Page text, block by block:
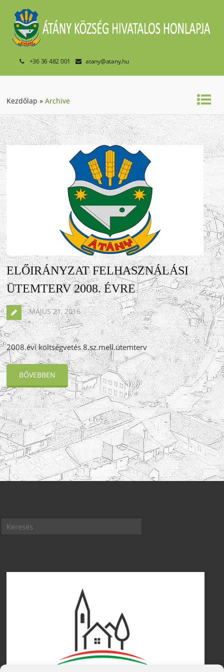
+36 36 482 001 atany@atany.hu
Kezdőlap »Archive
ELŐIRÁNYZAT FELHASZNÁLÁSI
ÜTEMTERV 2008. ÉVRE
MÁJUS 21, 2016
2008.évi költségvetés 8.sz.mell.ütemterv
BŐVEBBEN